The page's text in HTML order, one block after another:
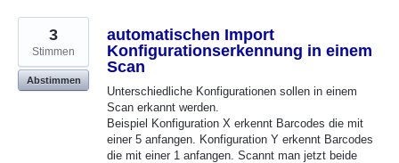
automatischen Import
Konfigurationserkennung in einem
Scan
Unterschiedliche Konfigurationen sollen in einem
Scan erkannt werden.
Beispiel Konfiguration X erkennt Barcodes die mit
einer 5 anfangen. Konfiguration Y erkennt Barcodes
die mit einer 1 anfangen. Scannt man jetzt beide
3
Stimmen
Abstimmen